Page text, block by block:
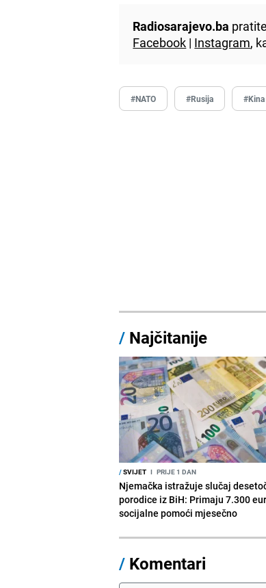
Radiosarajevo.ba
Facebook | Instagram,
#NATO #Rusija #Kina
/ Najčitanije
/SVIJET I PRIJE 1 DAN
Njemačka istražuje slučaj
porodice iz BiH: Primaju 7.300
socijalne pomoći mjesečno
/ Komentari